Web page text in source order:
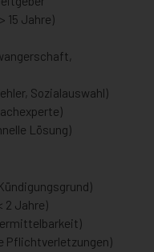
15 Jahre)
Sozialauswahl)
Lösung)
2 Jahre)
Pflichtverletzungen)